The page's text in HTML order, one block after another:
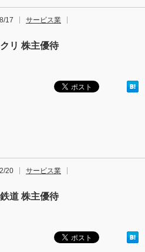
17 サービス業
リ 株主優待
20 サービス業
道 株主優待